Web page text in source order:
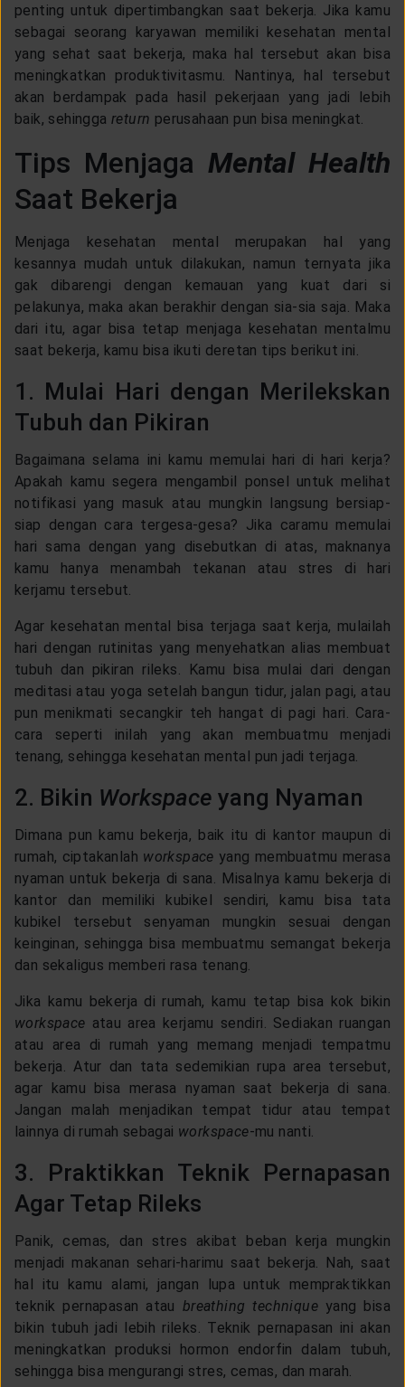
penting untuk dipertimbangkan saat bekerja. Jika kamu
sebagai seorang karyawan memiliki kesehatan mental
yang sehat saat bekerja, maka hal tersebut akan bisa
meningkatkan produktivitasmu. Nantinya, hal tersebut
akan berdampak pada hasil pekerjaan yang jadi lebih
baik, sehinggareturn perusahaan pun bisa meningkat.
Tips Menjaga Mental Health
Saat Bekerja
Menjaga kesehatan mental merupakan hal yang
kesannya mudah untuk dilakukan, namun ternyata jika
gak dibarengi dengan kemauan yang kuat dari si
pelakunya, maka akan berakhir dengan sia-sia saja. Maka
dari itu, agar bisa tetap menjaga kesehatan mentalmu
saat bekerja, kamu bisa ikuti deretan tips berikut ini.
1. Mulai Hari dengan Merilekskan
Tubuh dan Pikiran
Bagaimana selama ini kamu memulai hari di hari kerja?
Apakah kamu segera mengambil ponsel untuk melihat
notifikasi yang masuk atau mungkin langsung bersiap-
siap dengan cara tergesa-gesa? Jika caramu memulai
hari sama dengan yang disebutkan di atas, maknanya
kamu hanya menambah tekanan atau stres di hari
kerjamu tersebut.
Agar kesehatan mental bisa terjaga saat kerja, mulailah
hari dengan rutinitas yang menyehatkan alias membuat
tubuh dan pikiran rileks. Kamu bisa mulai dari dengan
meditasi atau yoga setelah bangun tidur, jalan pagi, atau
pun menikmati secangkir teh hangat di pagi hari. Cara-
cara seperti inilah yang akan membuatmu menjadi
tenang, sehingga kesehatan mental pun jadi terjaga.
2. Bikin Workspace yang Nyaman
Dimana pun kamu bekerja, baik itu di kantor maupun di
rumah, ciptakanlah workspace yang membuatmu merasa
nyaman untuk bekerja di sana. Misalnya kamu bekerja di
kantor dan memiliki kubikel sendiri, kamu bisa tata
kubikel tersebut senyaman mungkin sesuai dengan
keinginan, sehingga bisa membuatmu semangat bekerja
dan sekaligus memberi rasa tenang.
Jika kamu bekerja di rumah, kamu tetap bisa kok bikin
workspace atau area kerjamu sendiri. Sediakan ruangan
atau area di rumah yang memang menjadi tempatmu
bekerja. Atur dan tata sedemikian rupa area tersebut,
agar kamu bisa merasa nyaman saat bekerja di sana.
Jangan malah menjadikan tempat tidur atau tempat
lainnya di rumah sebagai workspace-mu nanti.
3. Praktikkan Teknik Pernapasan
Agar Tetap Rileks
Panik, cemas, dan stres akibat beban kerja mungkin
menjadi makanan sehari-harimu saat bekerja. Nah, saat
hal itu kamu alami, jangan lupa untuk mempraktikkan
teknik pernapasan atau breathing technique yang bisa
bikin tubuh jadi lebih rileks. Teknik pernapasan ini akan
meningkatkan produksi hormon endorfin dalam tubuh,
sehingga bisa mengurangi stres, cemas, dan marah.
KEAGENAN